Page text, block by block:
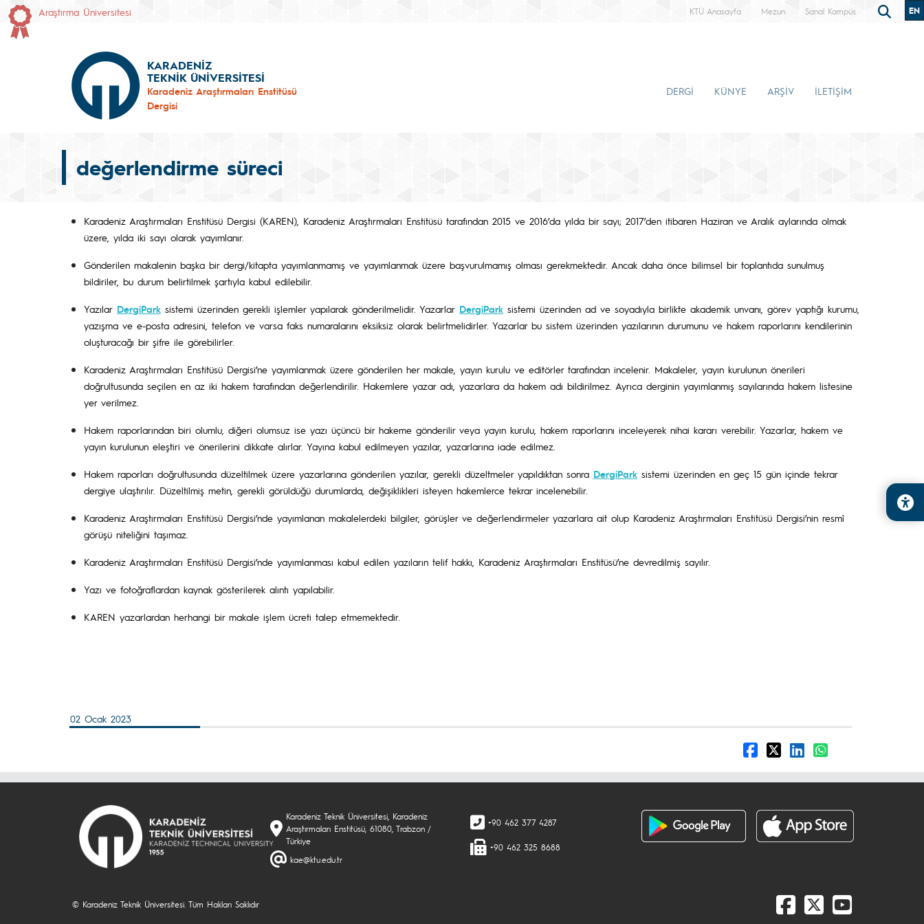
Araştırma Üniversitesi KTÜ Anasayfa Mezun Sanal Kampüs EN
KARADENİZ
TEKNİK ÜNİVERSİTESİ
Karadeniz Araştırmaları Enstitüsü
Dergisi
DERGİ KÜNYE ARŞİV İLETİŞİM
değerlendirme süreci
Karadeniz Araştırmaları Enstitüsü Dergisi (KAREN), Karadeniz Araştırmaları Enstitüsü tarafından 2015 ve 2016’da yılda bir sayı; 2017’den itibaren Haziran ve Aralık aylarında olmak
üzere, yılda iki sayı olarak yayımlanır.
Gönderilen makalenin başka bir dergi/kitapta yayımlanmamış ve yayımlanmak üzere başvurulmamış olması gerekmektedir. Ancak daha önce bilimsel bir toplantıda sunulmuş
bildiriler, bu durum belirtilmek şartıyla kabul edilebilir.
Yazılar DergiPark sistemi üzerinden gerekli işlemler yapılarak gönderilmelidir. Yazarlar DergiPark sistemi üzerinden ad ve soyadıyla birlikte akademik unvanı, görev yaptığı kurumu,
yazışma ve e-posta adresini, telefon ve varsa faks numaralarını eksiksiz olarak belirtmelidirler. Yazarlar bu sistem üzerinden yazılarının durumunu ve hakem raporlarını kendilerinin
oluşturacağı bir şifre ile görebilirler.
Karadeniz Araştırmaları Enstitüsü Dergisi’ne yayımlanmak üzere gönderilen her makale, yayın kurulu ve editörler tarafından incelenir. Makaleler, yayın kurulunun önerileri
doğrultusunda seçilen en az iki hakem tarafından değerlendirilir. Hakemlere yazar adı, yazarlara da hakem adı bildirilmez. Ayrıca derginin yayımlanmış sayılarında hakem listesine
yer verilmez.
Hakem raporlarından biri olumlu, diğeri olumsuz ise yazı üçüncü bir hakeme gönderilir veya yayın kurulu, hakem raporlarını inceleyerek nihai kararı verebilir. Yazarlar, hakem ve
yayın kurulunun eleştiri ve önerilerini dikkate alırlar. Yayına kabul edilmeyen yazılar, yazarlarına iade edilmez.
Hakem raporları doğrultusunda düzeltilmek üzere yazarlarına gönderilen yazılar, gerekli düzeltmeler yapıldıktan sonra DergiPark sistemi üzerinden en geç 15 gün içinde tekrar
dergiye ulaştırılır. Düzeltilmiş metin, gerekli görüldüğü durumlarda, değişiklikleri isteyen hakemlerce tekrar incelenebilir.
Karadeniz Araştırmaları Enstitüsü Dergisi’nde yayımlanan makalelerdeki bilgiler, görüşler ve değerlendirmeler yazarlara ait olup Karadeniz Araştırmaları Enstitüsü Dergisi’nin resmî
görüşü niteliğini taşımaz.
Karadeniz Araştırmaları Enstitüsü Dergisi’nde yayımlanması kabul edilen yazıların telif hakkı, Karadeniz Araştırmaları Enstitüsü’ne devredilmiş sayılır.
Yazı ve fotoğraflardan kaynak gösterilerek alıntı yapılabilir.
KAREN yazarlardan herhangi bir makale işlem ücreti talep etmemektedir.
02 Ocak 2023
Karadeniz Teknik Üniversitesi, Karadeniz
Araştırmaları Enstitüsü, 61080, Trabzon /
Türkiye
kae@ktu.edu.tr
+90 462 377 4287
+90 462 325 8688
© Karadeniz Teknik Üniversitesi. Tüm Hakları Saklıdır